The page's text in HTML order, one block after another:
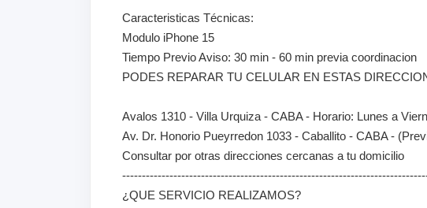
Caracteristicas Técnicas:
Modulo iPhone 15
Tiempo Previo Aviso: 30 min - 60 min previa coordinacion
PODES REPARAR TU CELULAR EN ESTAS
Avalos 1310 - Villa Urquiza - CABA - Horario: Lunes a
Av. Dr. Honorio Pueyrredon 1033 - Caballito - CABA -
Consultar por otras direcciones cercanas a tu domicilio
¿QUE SERVICIO REALIZAMOS?